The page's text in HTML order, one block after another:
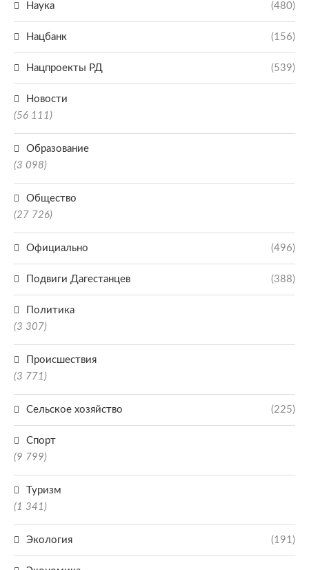
Наука (480)
Нацбанк (156)
Нацпроекты РД (539)
Новости
(56 111)
Образование
(3 098)
Общество
(27 726)
Официально (496)
Подвиги Дагестанцев (388)
Политика
(3 307)
Происшествия
(3 771)
Сельское хозяйство (225)
Спорт
(9 799)
Туризм
(1 341)
Экология (191)